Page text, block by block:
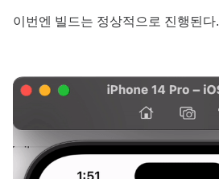
이번엔 빌드는 정상적으로 진행된다.